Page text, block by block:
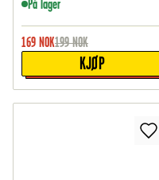
På lager
169 NOK199 NOK
KJØP